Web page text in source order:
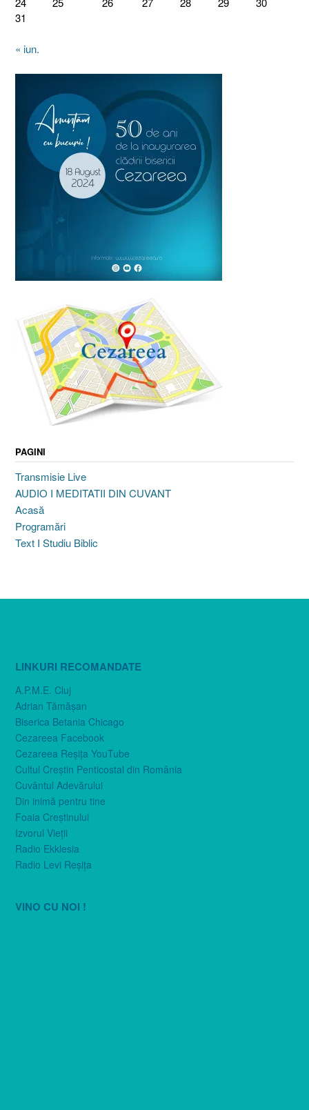
31
« iun.
PAGINI
Transmisie Live
AUDIO I MEDITATII DIN CUVANT
Acasă
Programări
Text I Studiu Biblic
LINKURI RECOMANDATE
A.P.M.E. Cluj
Adrian Tămăşan
Biserica Betania Chicago
Cezareea Facebook
Cezareea Reşiţa YouTube
Cultul Creştin Penticostal din România
Cuvântul Adevărului
Din inimă pentru tine
Foaia Creştinului
Izvorul Vieţii
Radio Ekklesia
Radio Levi Reşiţa
VINO CU NOI !